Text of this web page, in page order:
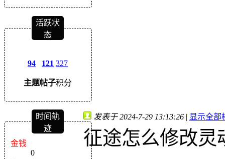
活跃状
态
94
主题
121
帖子
327
积分
时间轨
迹
金钱
0
发表于 2024-7-29 13:13:26 | 显示全部
征途怎么修改灵